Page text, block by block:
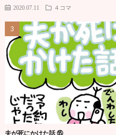
2020.07.11 ４コマ
夫が死にかけた話 ⑮